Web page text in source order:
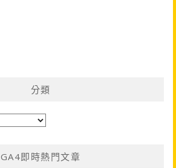
分類
GA4即時熱門文章